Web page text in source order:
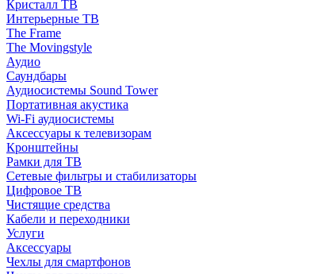
Кристалл ТВ
Интерьерные ТВ
The Frame
The Movingstyle
Аудио
Саундбары
Аудиосистемы Sound Tower
Портативная акустика
Wi-Fi аудиосистемы
Аксессуары к телевизорам
Кронштейны
Рамки для ТВ
Сетевые фильтры и стабилизаторы
Цифровое ТВ
Чистящие средства
Кабели и переходники
Услуги
Аксессуары
Чехлы для смартфонов